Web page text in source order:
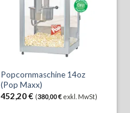
Popcornmaschine 14oz
(Pop Maxx)
452,20€ (380,00€exkl. MwSt)